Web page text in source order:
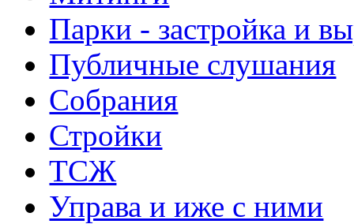
Парки - застройка и
Публичные слушания
Собрания
Стройки
ТСЖ
Управа и иже с ними